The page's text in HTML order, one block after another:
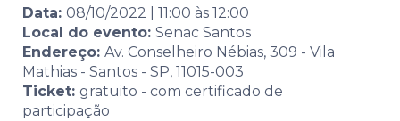
Data: 08/10/2022 11:00 às 12:00
Local do evento: Senac Santos
Endereço: Av. Conselheiro Nébias, 309 - Vila
Mathias - Santos - SP, 11015-003
Ticket: gratuito - com certificado de
participação